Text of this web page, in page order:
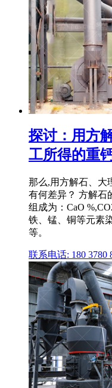
探讨：用方
工所得的重
那么,用方解石、大
有何差异？ 方解石
组成为：CaO
铁、锰、铜等元素
等。
联系电话: 180 3780